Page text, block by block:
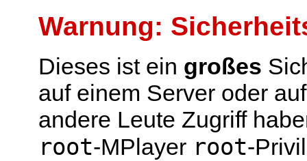
Warnung:
Dieses ist ein großes
auf einem Server oder
andere Leute Zugriff
root-MPlayer root-